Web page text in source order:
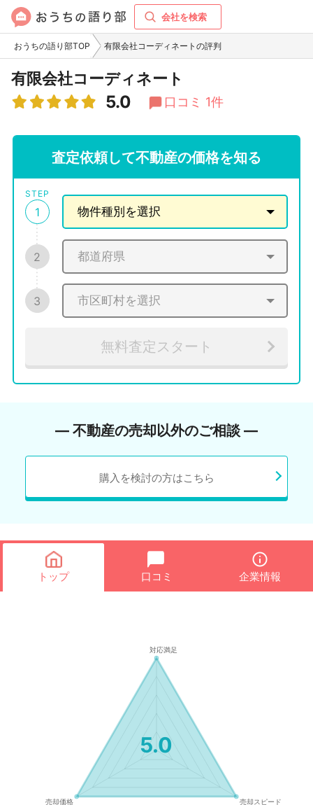
会社を検索
おうちの語り部TOP 有限会社コーディネートの評判
有限会社コーディネート
5.0 口コミ 1件
査定依頼して不動産の価格を知る
STEP
1
2
3
無料査定スタート
― 不動産の売却以外のご相談 ―
購入を検討の方はこちら
トップ 口コミ 企業情報
5.0